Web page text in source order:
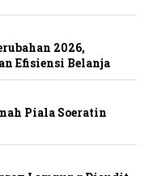
2026,
Efisiensi Belanja
Piala Soeratin